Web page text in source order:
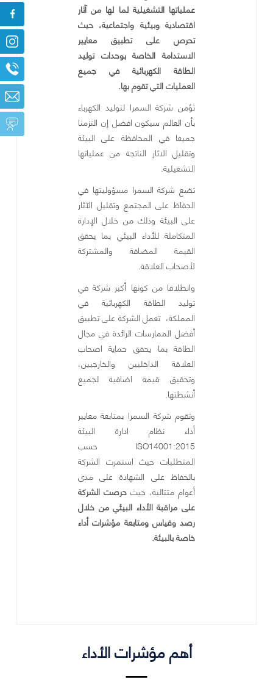
عملياتها التشغيلية لما لها من آثار
اقتصادية وبيئية واجتماعية، حيث
تحرص على تطبيق معايير
الاستدامة الخاصة بوحدات توليد
الطاقة الكهربائية في جميع
العمليات التي تقوم بها.
تؤمن شركة السمرا لتوليد الكهرباء
بأن العالم سيكون افضل إن التزمنا
جميعا في المحافظة على البيئة
وتقليل الاثار الناتجة من عملياتها
التشغيلية.
تضع شركة السمرا مسؤوليتها في
الحفاظ علىالمجتمع وتقليل الآثار
على البيئة وذلك من خلال الإدارة
المتكاملة للأداء البيئي بما يحقق
القيمة المضافة والمشتركة
لأصحاب العلاقة.
وانطلاقا من كونها أكبر شركة في
توليد الطاقة الكهربائية في
المملكة، تعمل الشركة على تطبيق
أفضل الممارسات الرائدة في مجال
الطاقة بما يحقق حماية اصحاب
العلاقة الداخليين والخارجيين،
وتحقيق قيمة اضافية لجميع
أنشطتها.
وتقوم شركة السمرا بمتابعة معايير
أداء نظام ادارة البيئة
ISO14001:2015 حسب
المتطلبات حيث استمرت الشركة
بالحفاظ على الشهادة على مدى
أعوام متتالية، حيثحرصت الشركة
على مراقبة الأداء البيئي من خلال
رصد وقياس ومتابعة مؤشرات أداء
خاصة بالبيئة.
أهم مؤشرات الأداء